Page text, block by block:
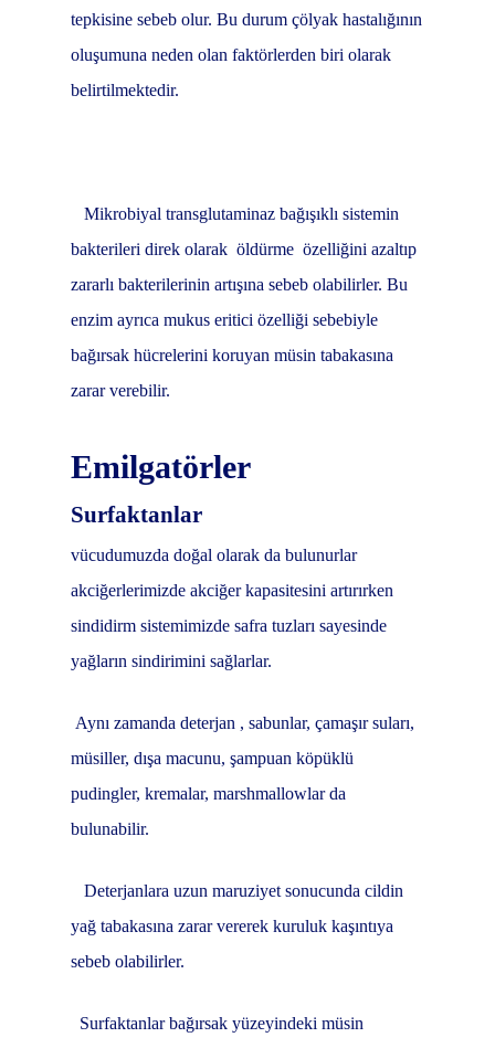
tepkisine sebeb olur. Bu durum çölyak hastalığının
oluşumuna neden olan faktörlerden biri olarak
belirtilmektedir.
Mikrobiyal transglutaminaz bağışıklı sistemin
bakterileri direk olarak öldürme özelliğini azaltıp
zararlı bakterilerinin artışına sebeb olabilirler. Bu
enzim ayrıca mukus eritici özelliği sebebiyle
bağırsak hücrelerini koruyan müsin tabakasına
zarar verebilir.
Emilgatörler
Surfaktanlar
vücudumuzda doğal olarak da bulunurlar
akciğerlerimizde akciğer kapasitesini artırırken
sindidirm sistemimizde safra tuzları sayesinde
yağların sindirimini sağlarlar.
Aynı zamanda deterjan , sabunlar, çamaşır suları,
müsiller, dışa macunu, şampuan köpüklü
pudingler, kremalar, marshmallowlar da
bulunabilir.
Deterjanlara uzun maruziyet sonucunda cildin
yağ tabakasına zarar vererek kuruluk kaşıntıya
sebeb olabilirler.
Surfaktanlar bağırsak yüzeyindeki müsin